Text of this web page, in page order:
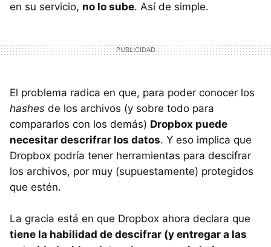
en su servicio, no lo sube. Así de simple.
El problema radica en que, para poder conocer los
hashes de los archivos (y sobre todo para
compararlos con los demás) Dropbox puede
necesitar descrifrar los datos. Y eso implica que
Dropbox podría tener herramientas para descifrar
los archivos, por muy (supuestamente) protegidos
que estén.
La gracia está en que Dropbox ahora declara que
tiene la habilidad de descifrar (y entregar a las